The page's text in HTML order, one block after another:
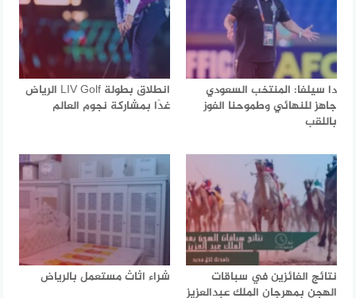
دا سيلفا: المنتخب السعودي
جاهز للنهائي وطموحنا الفوز
باللقب
انطلاق بطولة LIV Golf الرياض
غدًا بمشاركة نجوم العالم
نتائج الفائزين في سباقات
الهجن بمهرجان الملك عبدالعزيز
شراء اثاث مستعمل بالرياض